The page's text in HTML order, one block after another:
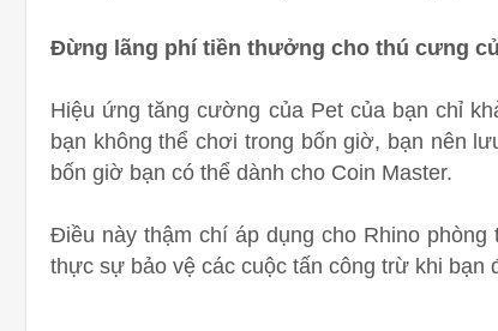
Đừng lãng phí tiền thưởng cho thú cưng
Hiệu ứng tăng cường của Pet của bạn chỉ
bạn không thể chơi trong bốn giờ, bạn nên
bốn giờ bạn có thể dành cho Coin Master.
Điều này thậm chí áp dụng cho Rhino
thực sự bảo vệ các cuộc tấn công trừ khi bạn